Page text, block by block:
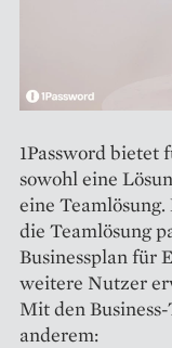
1Password bietet
sowohl eine
eine
die Teamlösung
Businessplan für
weitere Nutzer
Mit den
anderem: